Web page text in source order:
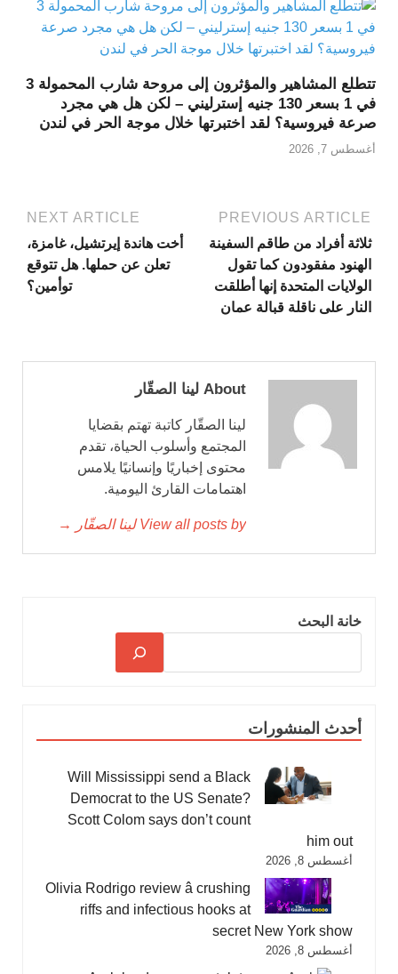
تتطلع المشاهير والمؤثرون إلى مروحة شارب المحمولة 3
في 1 بسعر 130 جنيه إسترليني – لكن هل هي مجرد
صرعة فيروسية؟ لقد اختبرتها خلال موجة الحر في لندن
أغسطس 7, 2026
PREVIOUS ARTICLE
ثلاثة أفراد من طاقم السفينة
الهنود مفقودون كما تقول
الولايات المتحدة إنها أطلقت
النار على ناقلة قبالة عمان
NEXT ARTICLE
أخت هاندة إيرتشيل، غامزة،
تعلن عن حملها. هل تتوقع
توأمين؟
About لينا الصقّار
لينا الصقّار كاتبة تهتم بقضايا
المجتمع وأسلوب الحياة، تقدم
محتوى إخباريًا وإنسانيًا يلامس
اهتمامات القارئ اليومية.
View all posts by لينا الصقّار →
خانة البحث
أحدث المنشورات
Will Mississippi send a Black
Democrat to the US Senate?
Scott Colom says don’t count
him out
أغسطس 8, 2026
Olivia Rodrigo review â crushing
riffs and infectious hooks at
secret New York show
أغسطس 8, 2026